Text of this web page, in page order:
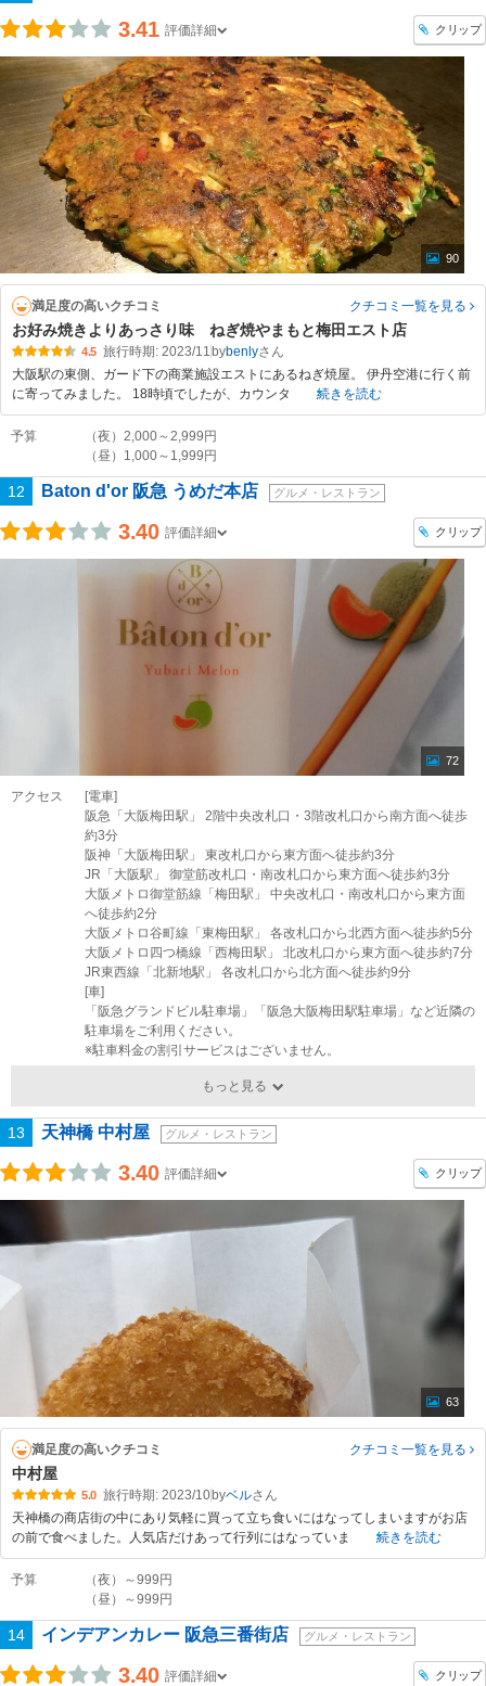
3.41 評価詳細 クリップ
90
満足度の高いクチコミ クチコミ一覧を見る
お好み焼きよりあっさり味 ねぎ焼やまもと梅田エスト店
4.5 旅行時期: 2023/11 bybenly
大阪駅の東側、ガード下の商業施設エストにあるねぎ焼屋。 伊丹空港に行く前
に寄ってみました。 18時頃でしたが、カウンタ
続きを読む
予算
（夜）2,000～2,999円
（昼）1,000～1,999円
12 Baton d'or 阪急 うめだ本店 グルメ・レストラン
3.40 評価詳細 クリップ
72
アクセス
[電車]
阪急「大阪梅田駅」 2階中央改札口・3階改札口から南方面へ徒歩
約3分
阪神「大阪梅田駅」 東改札口から東方面へ徒歩約3分
JR「大阪駅」 御堂筋改札口・南改札口から東方面へ徒歩約3分
大阪メトロ御堂筋線「梅田駅」 中央改札口・南改札口から東方面
へ徒歩約2分
大阪メトロ谷町線「東梅田駅」 各改札口から北西方面へ徒歩約5分
大阪メトロ四つ橋線「西梅田駅」 北改札口から東方面へ徒歩約7分
JR東西線「北新地駅」 各改札口から北方面へ徒歩約9分
[車]
「阪急グランドビル駐車場」「阪急大阪梅田駅駐車場」など近隣の
駐車場をご利用ください。
※駐車料金の割引サービスはございません。
もっと見る
13 天神橋 中村屋 グルメ・レストラン
3.40 評価詳細 クリップ
63
満足度の高いクチコミ クチコミ一覧を見る
中村屋
5.0 旅行時期: 2023/10byベル
天神橋の商店街の中にあり気軽に買って立ち食いにはなってしまいますがお店
の前で食べました。人気店だけあって行列にはなっていま
続きを読む
予算
（夜）～999円
（昼）～999円
14 インデアンカレー 阪急三番街店 グルメ・レストラン
3.40 評価詳細 クリップ